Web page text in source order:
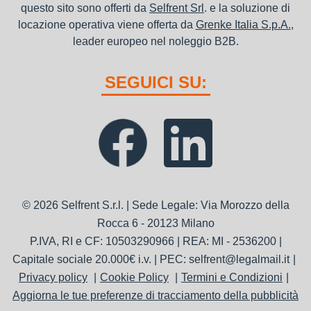
questo sito sono offerti da Selfrent Srl . e la soluzione di
locazione operativa viene offerta da Grenke Italia S.p.A.,
leader europeo nel noleggio B2B.
SEGUICI SU:
© 2026 Selfrent S.r.l. | Sede Legale: Via Morozzo della
Rocca 6 - 20123 Milano
P.IVA, RI e CF: 10503290966 | REA: MI - 2536200 |
Capitale sociale 20.000€ i.v. | PEC: selfrent@legalmail.it
Privacy policy
Cookie Policy
Termini e Condizioni
Aggiorna le tue preferenze di tracciamento della pubblicità